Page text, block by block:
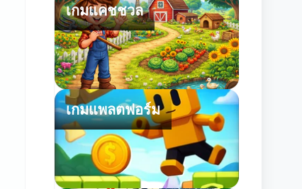
เกมแคชชวล
เกมแพลตฟอร์ม